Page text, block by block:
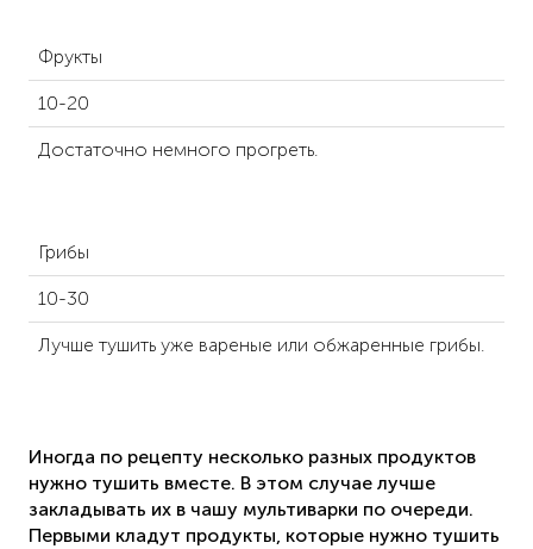
Фрукты
10-20
Достаточно немного прогреть.
Грибы
10-30
Лучше тушить уже вареные или обжаренные грибы.
Иногда по рецепту несколько разных продуктов
нужно тушить вместе. В этом случае лучше
закладывать их в чашу мультиварки по очереди.
Первыми кладут продукты, которые нужно тушить